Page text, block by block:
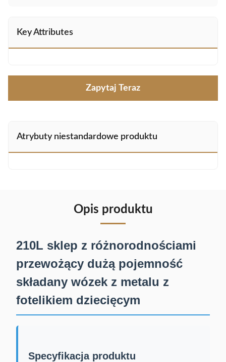
Key Attributes
Zapytaj Teraz
Atrybuty niestandardowe produktu
Opis produktu
210L sklep z różnorodnościami
przewożący dużą pojemność
składany wózek z metalu z
fotelikiem dziecięcym
Specyfikacja produktu